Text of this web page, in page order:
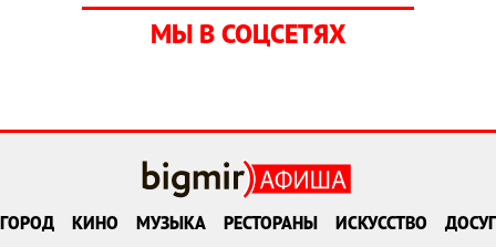
МЫ В СОЦСЕТЯХ
ГОРОД КИНО МУЗЫКА РЕСТОРАНЫ ИСКУССТВО ДОСУГ